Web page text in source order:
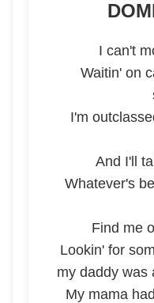
I can't
Waitin' on
I'm
And I'll
Whatever's
Find me
Lookin' for
my daddy was
My mama